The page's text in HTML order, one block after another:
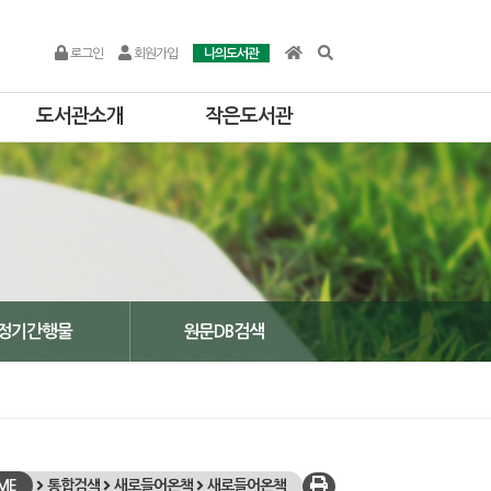
로그인 회원가입 나의도서관
도서관소개 작은도서관
기간행물 원문DB검색
통합검색 새로들어온책 새로들어온책